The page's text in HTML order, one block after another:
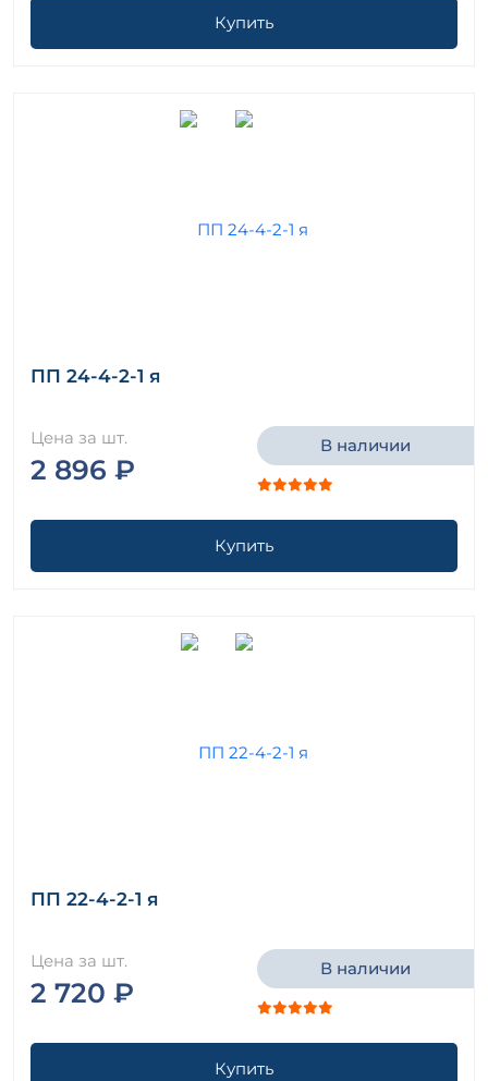
Купить
ПП 24-4-2-1 я
Цена за шт.
2 896 ₽
В наличии
Купить
ПП 22-4-2-1 я
Цена за шт.
2 720 ₽
В наличии
Купить